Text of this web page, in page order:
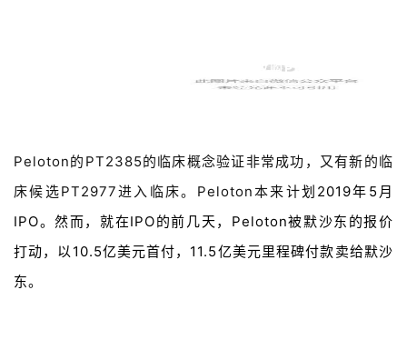
投
融
平
台
登录 注册
收购Peloton
Peloton的PT2385的临床概念验证非常成功，又有新的临
床候选PT2977进入临床。Peloton本来计划2019年5月
IPO。然而，就在IPO的前几天，Peloton被默沙东的报价
打动，以10.5亿美元首付，11.5亿美元里程碑付款卖给默沙
东。